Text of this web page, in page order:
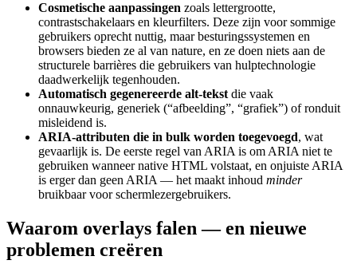
Cosmetische aanpassingen zoals lettergrootte,
contrastschakelaars en kleurfilters. Deze zijn voor sommige
gebruikers oprecht nuttig, maar besturingssystemen en
browsers bieden ze al van nature, en ze doen niets aan de
structurele barrières die gebruikers van hulptechnologie
daadwerkelijk tegenhouden.
Automatisch gegenereerde alt-tekstdie vaak
onnauwkeurig, generiek (“afbeelding”, “grafiek”) of ronduit
misleidend is.
ARIA-attributen die in bulk worden toegevoegd, wat
gevaarlijk is. De eerste regel van ARIA is om ARIA niet te
gebruiken wanneer native HTML volstaat, en onjuiste ARIA
is erger dan geen ARIA — het maakt inhoud minder
bruikbaar voor schermlezergebruikers.
Waarom overlays falen — en nieuwe
problemen creëren